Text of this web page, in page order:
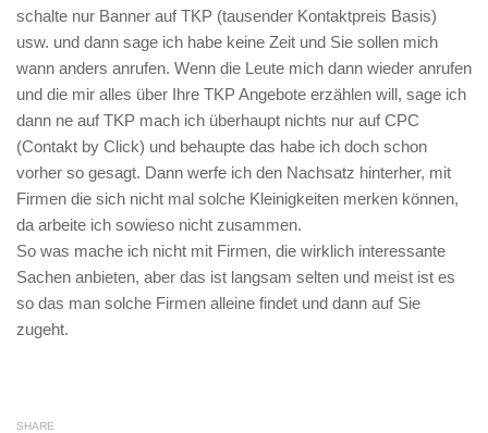
schalte nur Banner auf TKP (tausender Kontaktpreis Basis)
usw. und dann sage ich habe keine Zeit und Sie sollen mich
wann anders anrufen. Wenn die Leute mich dann wieder anrufen
und die mir alles über Ihre TKP Angebote erzählen will, sage ich
dann ne auf TKP mach ich überhaupt nichts nur auf CPC
(Contakt by Click) und behaupte das habe ich doch schon
vorher so gesagt. Dann werfe ich den Nachsatz hinterher, mit
Firmen die sich nicht mal solche Kleinigkeiten merken können,
da arbeite ich sowieso nicht zusammen.
So was mache ich nicht mit Firmen, die wirklich interessante
Sachen anbieten, aber das ist langsam selten und meist ist es
so das man solche Firmen alleine findet und dann auf Sie
zugeht.
SHARE